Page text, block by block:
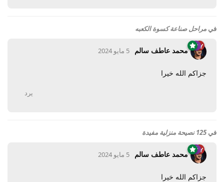
في مراحل صناعة كسوة الكعبه
محمد عاطف سالم 5 مايو 2024
جزاكم الله خيرا
يرد
في 125 نصيحة منزلية مفيدة
محمد عاطف سالم 5 مايو 2024
جزاكم الله خيرا